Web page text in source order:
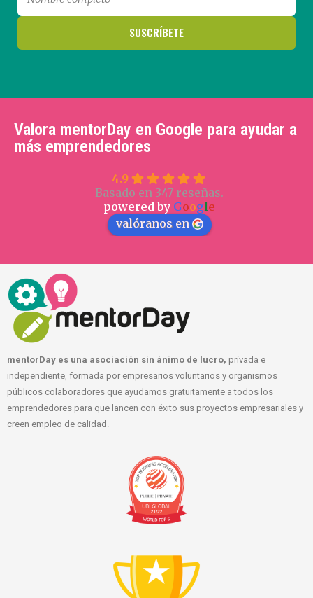
Valora mentorDay en Google para ayudar a
más emprendedores
4.9
Basado en 347 reseñas.
powered by Google
valóranos en
mentorDay es una asociación sin ánimo de lucro, privada e
independiente, formada por empresarios voluntarios y organismos
públicos colaboradores que ayudamos gratuitamente a todos los
emprendedores para que lancen con éxito sus proyectos empresariales y
creen empleo de calidad.